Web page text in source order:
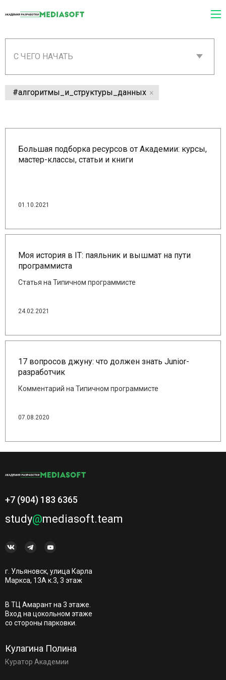
С ЧЕГО НАЧАТЬ
#алгоритмы_и_структуры_данных
Большая подборка ресурсов от Академии: курсы,
мастер-классы, статьи и книги
01.10.2021
Моя история в IT: паяльник и вышмат на пути
программиста
Статья на Типичном программисте
24.02.2021
17 вопросов джуну: что должен знать Junior-
разработчик
Комментарий на Типичном программисте
07.08.2020
+7 (904) 183 6365
study@mediasoft.team
г. Ульяновск, улица Карла
Маркса, 13А к.3, 3 этаж
В ТЦ Амарант на 3 этаже.
Вход на цокольном этаже
со стороны парковки.
Кулагина Полина
Куратор Академии